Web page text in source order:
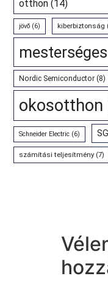
otthon (14)
jövő (6) kiberbiztonság
Nordic Semiconductor (8)
okosotthon
Schneider Electric (6)
számítási teljesítmény(7)